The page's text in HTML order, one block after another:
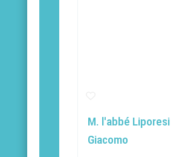
M. l'abbé Liporesi
Giacomo